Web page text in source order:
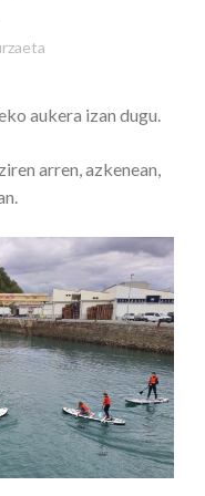
aukera izan dugu.
arren, azkenean,